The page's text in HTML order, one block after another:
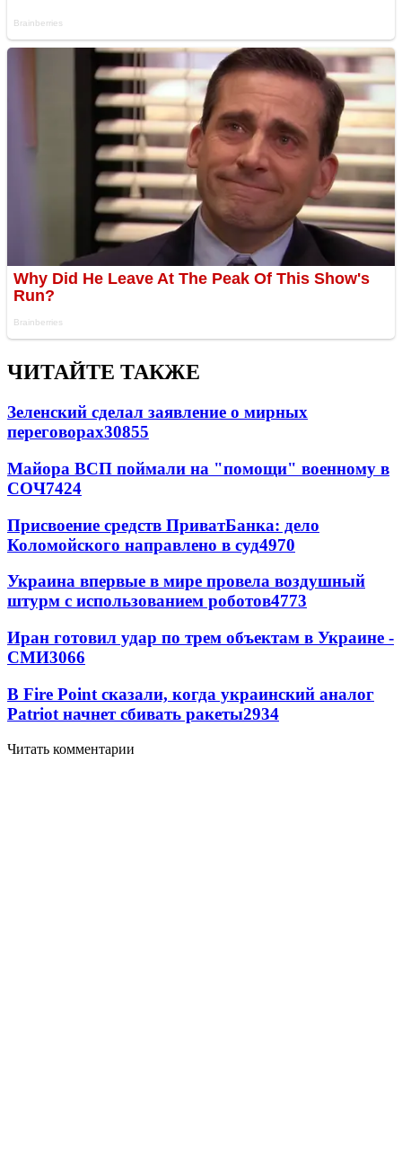
ЧИТАЙТЕ ТАКЖЕ
Зеленский сделал заявление о мирных
переговорах30855
Майора ВСП поймали на "помощи" военному в
СОЧ7424
Присвоение средств ПриватБанка: дело
Коломойского направлено в суд4970
Украина впервые в мире провела воздушный
штурм с использованием роботов4773
Иран готовил удар по трем объектам в Украине -
СМИ3066
В Fire Point сказали, когда украинский аналог
Patriot начнет сбивать ракеты2934
Читать комментарии